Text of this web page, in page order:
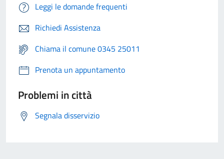
Leggi le domande frequenti
Richiedi Assistenza
Chiama il comune 0345 25011
Prenota un appuntamento
Problemi in città
Segnala disservizio